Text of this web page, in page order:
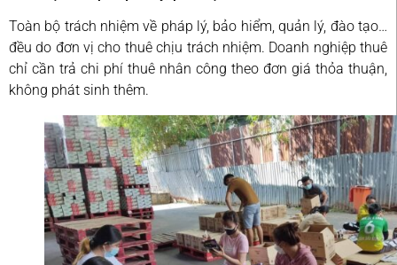
Toàn bộ trách nhiệm về pháp lý, bảo hiểm, quản lý, đào tạo…
đều do đơn vị cho thuê chịu trách nhiệm. Doanh nghiệp thuê
chỉ cần trả chi phí thuê nhân công theo đơn giá thỏa thuận,
không phát sinh thêm.